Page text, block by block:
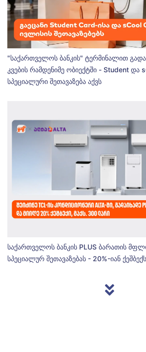
"საქართველოს ბანკის" ტერმინალით
კვების რამდენიმე ობიექტში - Student და
სპეციალური შეთავაზება აქვს
საქართველოს ბანკის PLUS ბარათის
სპეციალურ შეთავაზებას - 20%-იან